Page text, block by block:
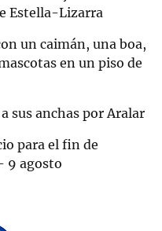
Estella-Lizarra
un caimán, una boa,
en un piso de
sus anchas por Aralar
para el fin de
9 agosto